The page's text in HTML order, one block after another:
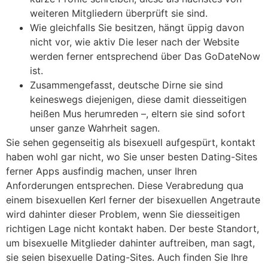
weiteren Mitgliedern überprüft sie sind.
Wie gleichfalls Sie besitzen, hängt üppig davon
nicht vor, wie aktiv Die leser nach der Website
werden ferner entsprechend über Das GoDateNow
ist.
Zusammengefasst, deutsche Dirne sie sind
keineswegs diejenigen, diese damit diesseitigen
heißen Mus herumreden –, eltern sie sind sofort
unser ganze Wahrheit sagen.
Sie sehen gegenseitig als bisexuell aufgespürt, kontakt
haben wohl gar nicht, wo Sie unser besten Dating-Sites
ferner Apps ausfindig machen, unser Ihren
Anforderungen entsprechen. Diese Verabredung qua
einem bisexuellen Kerl ferner der bisexuellen Angetraute
wird dahinter dieser Problem, wenn Sie diesseitigen
richtigen Lage nicht kontakt haben. Der beste Standort,
um bisexuelle Mitglieder dahinter auftreiben, man sagt,
sie seien bisexuelle Dating-Sites. Auch finden Sie Ihre